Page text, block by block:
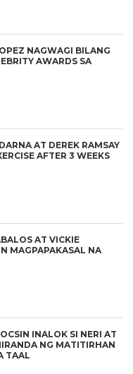
NAGWAGI BILANG
AWARDS SA
AT DEREK RAMSAY
AFTER 3 WEEKS
AT VICKIE
MAGPAPAKASAL NA
INALOK SI NERI AT
NG MATITIRHAN
TAAL